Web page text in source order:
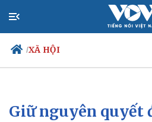
/XÃ HỘI
Chính trị
Giữ nguyên quyết